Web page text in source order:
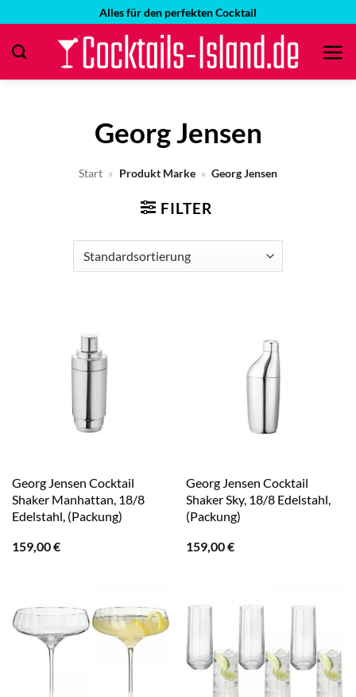
springen
Alles für den perfekten Cocktail
Georg Jensen
Start » Produkt Marke » Georg Jensen
FILTER
Georg Jensen Cocktail
Shaker Manhattan, 18/8
Edelstahl, (Packung)
159,00€
Georg Jensen Cocktail
Shaker Sky, 18/8 Edelstahl,
(Packung)
159,00€